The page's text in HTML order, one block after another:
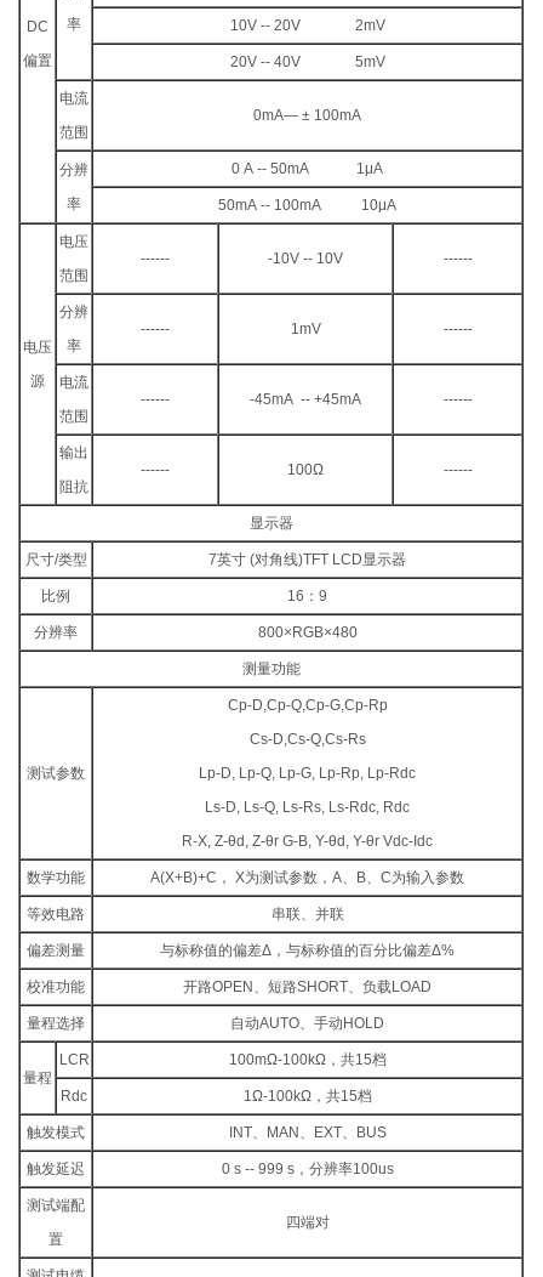
DC
偏置
率
10V -- 20V 2mV
20V -- 40V 5mV
电流
范围
0mA— ± 100mA
分辨
率
0 A -- 50mA 1μA
50mA -- 100mA 10μA
电压
源
电压
范围
------ -10V -- 10V ------
分辨
率
------ 1mV ------
电流
范围
------ -45mA -- +45mA ------
输出
阻抗
------ 100Ω ------
显示器
尺寸/类型 7英寸 (对角线)TFT LCD显示器
比例 16：9
分辨率 800×RGB×480
测量功能
测试参数
Cp-D,Cp-Q,Cp-G,Cp-Rp
Cs-D,Cs-Q,Cs-Rs
Lp-D, Lp-Q, Lp-G, Lp-Rp, Lp-Rdc
Ls-D, Ls-Q, Ls-Rs, Ls-Rdc, Rdc
R-X, Z-θd, Z-θr G-B, Y-θd, Y-θr Vdc-Idc
数学功能 A(X+B)+C， X为测试参数，A、B、C为输入参数
等效电路 串联、并联
偏差测量 与标称值的偏差Δ，与标称值的百分比偏差Δ%
校准功能 开路OPEN、短路SHORT、负载LOAD
量程选择 自动AUTO、手动HOLD
量程
LCR 100mΩ-100kΩ，共15档
Rdc 1Ω-100kΩ，共15档
触发模式 INT、MAN、EXT、BUS
触发延迟 0 s -- 999 s，分辨率100us
测试端配
置
四端对